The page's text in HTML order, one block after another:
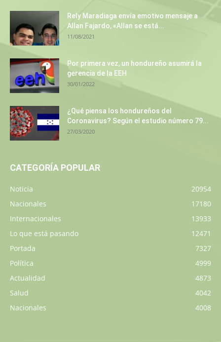
Rely Maradiaga envía emotivo mensaje a
Allan Fajardo, «Allan se está...
11/08/2021
Por primera vez, un hondureño asumirá la
gerencia de la EEH
30/01/2022
¿Qué piensa los hondureños del
Coronavirus? Según el estudio número 79...
27/03/2020
CATEGORÍA POPULAR
Noticia
20954
Nacionales
17180
Internacionales
13933
Lo que está pasando
12471
Portada
7327
Política
4999
Actualidad
4873
Salud
4042
Nacionales
4008